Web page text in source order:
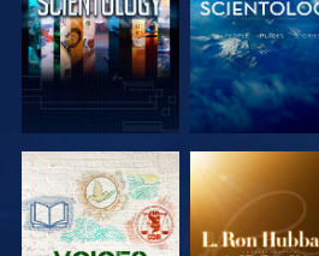
SERIE
ENTDECKEN
SERIE